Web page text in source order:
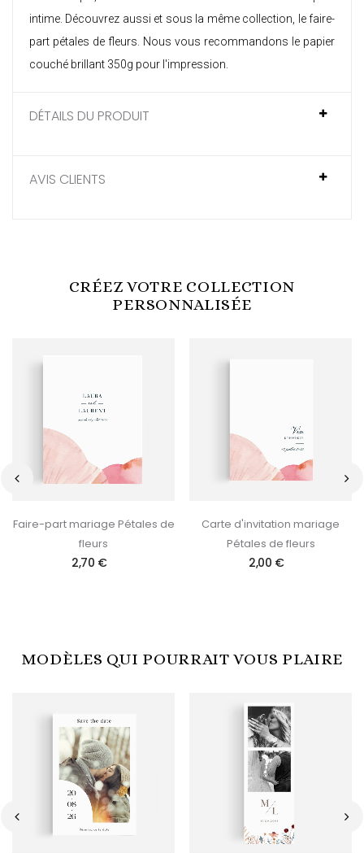
intime. Découvrez aussi et sous la même collection, lefaire-
part pétales de fleurs . Nous vous recommandons le papier
couché brillant 350g pour l'impression.
DÉTAILS DU PRODUIT
AVIS CLIENTS
CRÉEZ VOTRE COLLECTION
PERSONNALISÉE
Faire-part mariage Pétales de
fleurs
2,70 €
Carte d'invitation mariage
Pétales de fleurs
2,00 €
MODÈLES QUI POURRAIT VOUS PLAIRE